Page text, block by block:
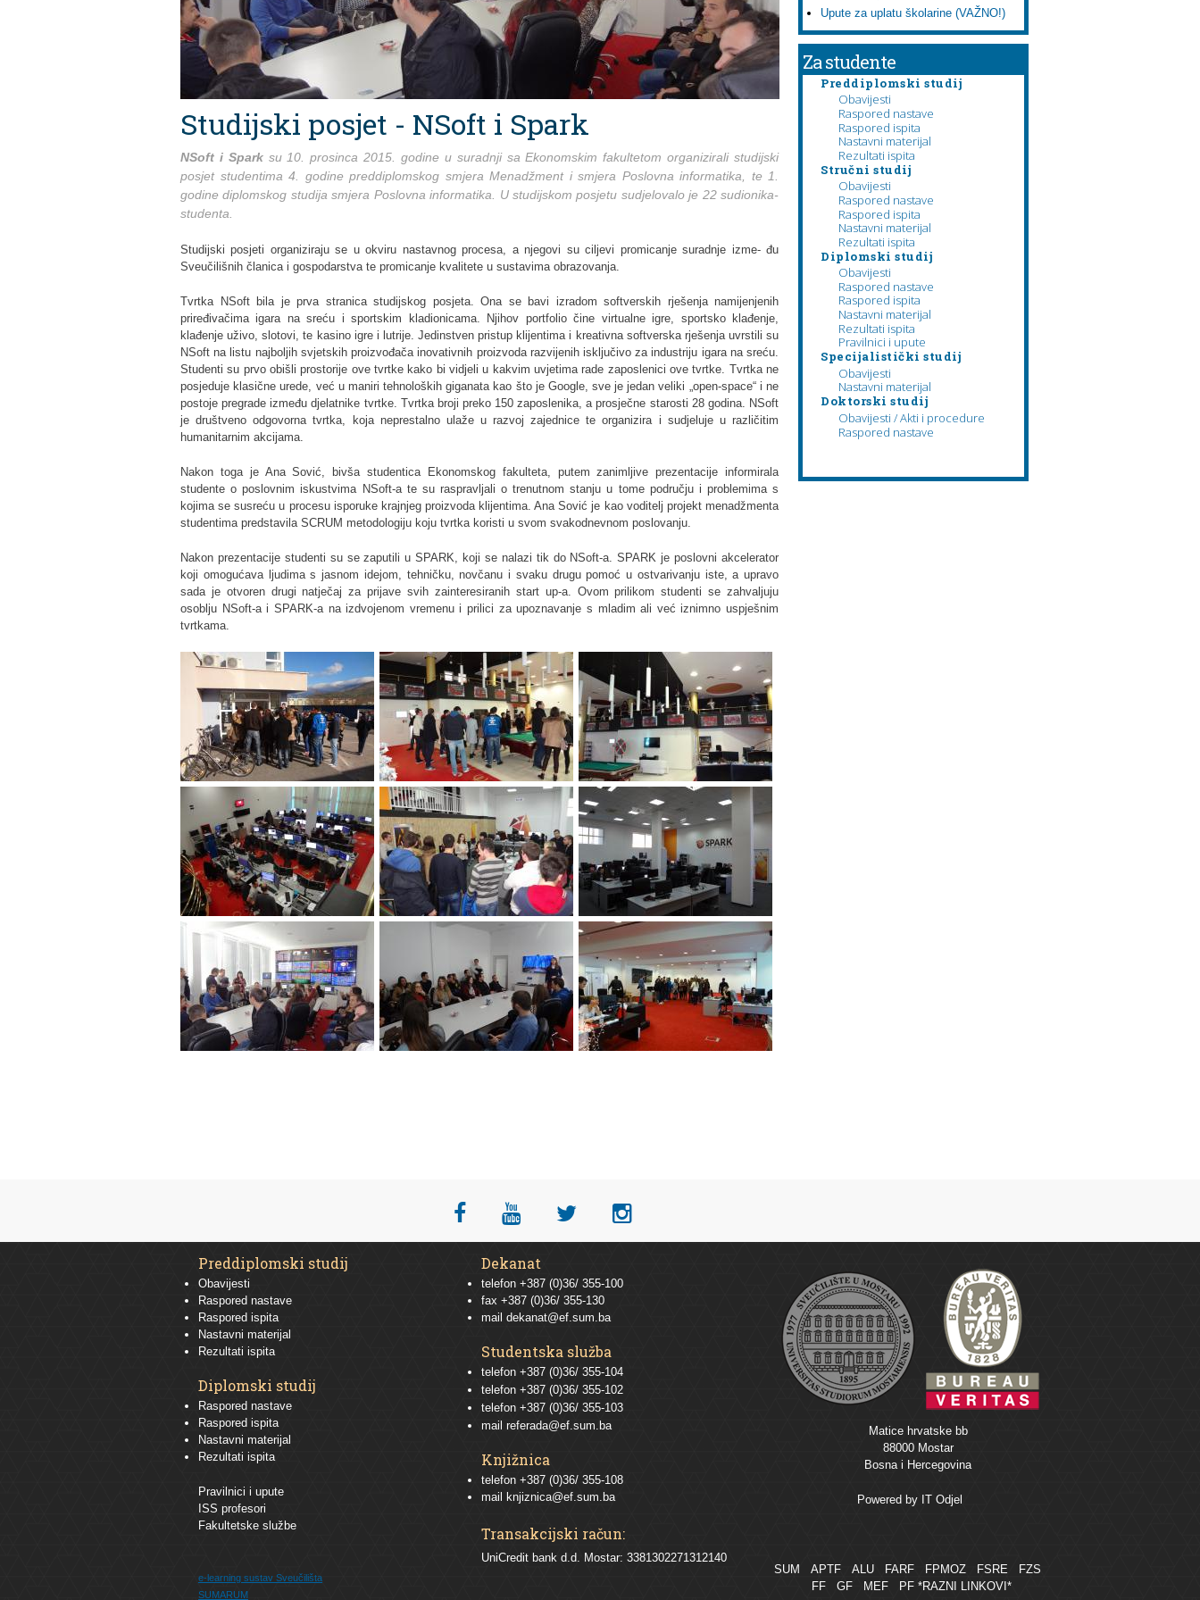
Studijski posjet - NSoft i Spark
NSoft i Sparksu 10. prosinca 2015. godine u suradnji sa Ekonomskim fakultetom organizirali studijski
posjet studentima 4. godine preddiplomskog smjera Menadžment i smjera Poslovna informatika, te 1.
godine diplomskog studija smjera Poslovna informatika. U studijskom posjetu sudjelovalo je 22 sudionika-
studenta.
Studijski posjeti organiziraju se u okviru nastavnog procesa, a njegovi su ciljevi promicanje suradnje izme- đu
Sveučilišnih članica i gospodarstva te promicanje kvalitete u sustavima obrazovanja.
Tvrtka NSoft bila je prva stranica studijskog posjeta. Ona se bavi izradom softverskih rješenja namijenjenih
priređivačima igara na sreću i sportskim kladionicama. Njihov portfolio čine virtualne igre, sportsko klađenje,
klađenje uživo, slotovi, te kasino igre i lutrije. Jedinstven pristup klijentima i kreativna softverska rješenja uvrstili su
NSoft na listu najboljih svjetskih proizvođača inovativnih proizvoda razvijenih isključivo za industriju igara na sreću.
Studenti su prvo obišli prostorije ove tvrtke kako bi vidjeli u kakvim uvjetima rade zaposlenici ove tvrtke. Tvrtka ne
posjeduje klasične urede, već u maniri tehnoloških giganata kao što je Google, sve je jedan veliki „open-space“ i ne
postoje pregrade između djelatnike tvrtke. Tvrtka broji preko 150 zaposlenika, a prosječne starosti 28 godina. NSoft
je društveno odgovorna tvrtka, koja neprestalno ulaže u razvoj zajednice te organizira i sudjeluje u različitim
humanitarnim akcijama.
Nakon toga je Ana Sović, bivša studentica Ekonomskog fakulteta, putem zanimljive prezentacije informirala
studente o poslovnim iskustvima NSoft-a te su raspravljali o trenutnom stanju u tome području i problemima s
kojima se susreću u procesu isporuke krajnjeg proizvoda klijentima. Ana Sović je kao voditelj projekt menadžmenta
studentima predstavila SCRUM metodologiju koju tvrtka koristi u svom svakodnevnom poslovanju.
Nakon prezentacije studenti su se zaputili u SPARK, koji se nalazi tik do NSoft-a. SPARK je poslovni akcelerator
koji omogućava ljudima s jasnom idejom, tehničku, novčanu i svaku drugu pomoć u ostvarivanju iste, a upravo
sada je otvoren drugi natječaj za prijave svih zainteresiranih start up-a. Ovom prilikom studenti se zahvaljuju
osoblju NSoft-a i SPARK-a na izdvojenom vremenu i prilici za upoznavanje s mladim ali već iznimno uspješnim
tvrtkama.
Upute za uplatu školarine (VAŽNO!)
Za studente
Preddiplomski studij
Obavijesti
Raspored nastave
Raspored ispita
Nastavni materijal
Rezultati ispita
Stručni studij
Obavijesti
Raspored nastave
Raspored ispita
Nastavni materijal
Rezultati ispita
Diplomski studij
Obavijesti
Raspored nastave
Raspored ispita
Nastavni materijal
Rezultati ispita
Pravilnici i upute
Specijalistički studij
Obavijesti
Nastavni materijal
Doktorski studij
Obavijesti / Akti i procedure
Raspored nastave
Preddiplomski studij
Obavijesti
Raspored nastave
Raspored ispita
Nastavni materijal
Rezultati ispita
Diplomski studij
Raspored nastave
Raspored ispita
Nastavni materijal
Rezultati ispita
Pravilnici i upute
ISS profesori
Fakultetske službe
e-learning sustav Sveučilišta
SUMARUM
Dekanat
telefon +387 (0)36/ 355-100
fax +387 (0)36/ 355-130
mail dekanat@ef.sum.ba
Studentska služba
telefon +387 (0)36/ 355-104
telefon +387 (0)36/ 355-102
telefon +387 (0)36/ 355-103
mail referada@ef.sum.ba
Knjižnica
telefon +387 (0)36/ 355-108
mail
knjiznica@ef.sum.ba
Transakcijski račun:
UniCredit bank d.d. Mostar: 3381302271312140
Matice hrvatske bb
88000 Mostar
Bosna i Hercegovina
Powered by IT Odjel
SUM APTF ALU FARF FPMOZ FSRE
FZS
FF
GF MEF PF *RAZNI LINKOVI*